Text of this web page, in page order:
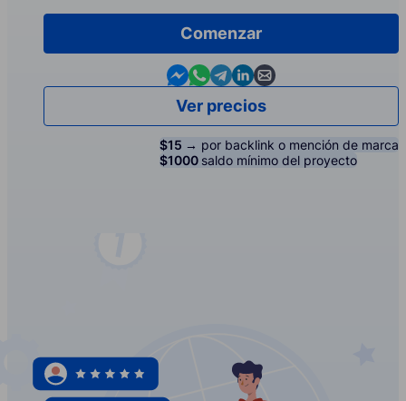
Comenzar
Contact us in Messenger
Contact us in WhatsApp
Contact us in Telegram
Contact us in Linkedin
Contact us by email
Ver precios
$15 → por backlink o mención de marca
$1000 saldo mínimo del proyecto